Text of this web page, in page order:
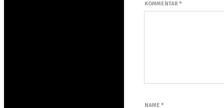
KOMMENTAR *
NAME *